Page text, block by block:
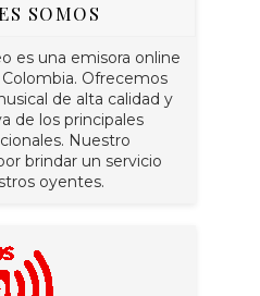
SOMOS
es una emisora online
Ofrecemos
de alta calidad y
de los principales
Nuestro
brindar un servicio
oyentes.